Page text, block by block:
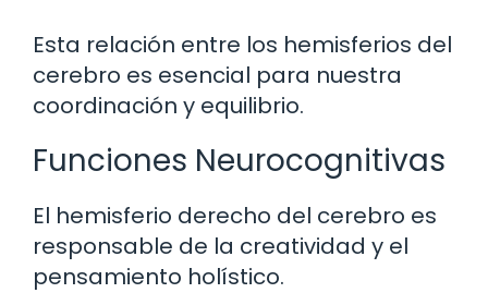
Esta relación entre los hemisferios del
cerebro es esencial para nuestra
coordinación y equilibrio.
Funciones Neurocognitivas
El hemisferio derecho del cerebro es
responsable de la creatividad y el
pensamiento holístico.